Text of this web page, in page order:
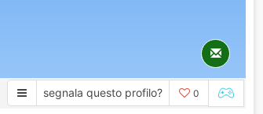
segnala questo profilo? 0